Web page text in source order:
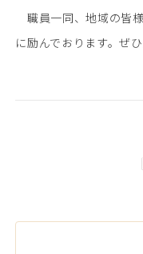
職員一同、地域の皆
に励んでおります。ぜ